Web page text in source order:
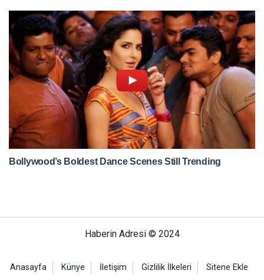
Haberin Adresi © 2024
Anasayfa Künye İletişim Gizlilik İlkeleri Sitene Ekle